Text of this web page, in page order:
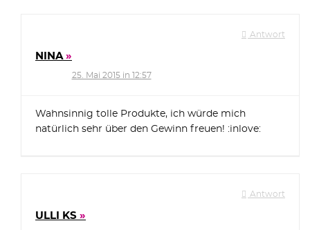
Antwort
NINA
25. Mai 2015 in 12:57
Wahnsinnig tolle Produkte, ich würde mich
natürlich sehr über den Gewinn freuen! :inlove:
Antwort
ULLI KS